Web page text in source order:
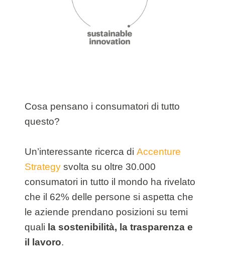
Cosa pensano i consumatori di tutto
questo?
Un’interessante ricerca di Accenture
Strategy svolta su oltre 30.000
consumatori in tutto il mondo ha rivelato
che il 62% delle persone si aspetta che
le aziende prendano posizioni su temi
quali la sostenibilità, la trasparenza e
il lavoro.